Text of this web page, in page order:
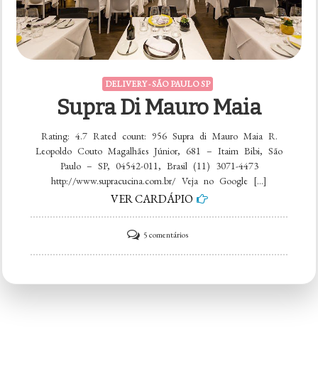
DELIVERY - SÃO PAULO SP
Supra Di Mauro Maia
Rating: 4.7 Rated count: 956 Supra di Mauro Maia R.
Leopoldo Couto Magalhães Júnior, 681 – Itaim Bibi, São
Paulo – SP, 04542-011, Brasil (11) 3071-4473
http://www.supracucina.com.br/ Veja no Google […]
VER CARDÁPIO
5 comentáriosem
Supra